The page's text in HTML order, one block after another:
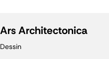
Ars Architectonica
Dessin